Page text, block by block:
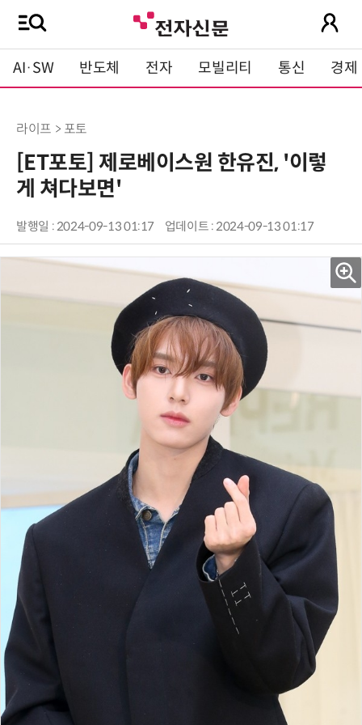
AI·SW 반도체 전자 모빌리티 통신 경제
라이프 > 포토
[ET포토] 제로베이스원 한유진, '이렇
게 쳐다보면'
발행일 : 2024-09-13 01:17 업데이트 : 2024-09-13 01:17